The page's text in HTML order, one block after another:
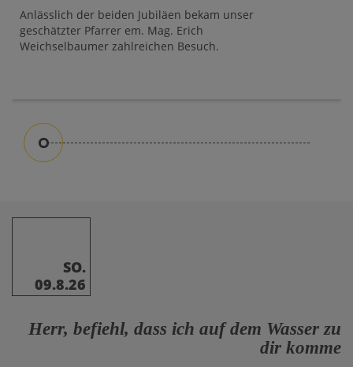
Anlässlich der beiden Jubiläen bekam unser
geschätzter Pfarrer em. Mag. Erich
Weichselbaumer zahlreichen Besuch.
SO.
09.8.26
Herr, befiehl, dass ich auf dem Wasser zu
dir komme